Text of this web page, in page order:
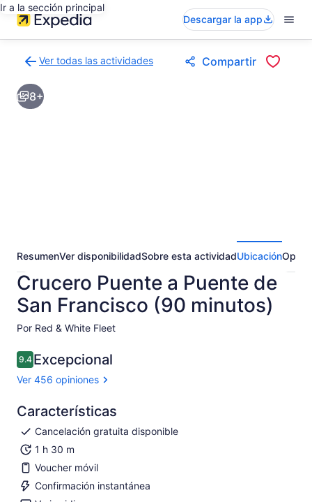
Ir a la sección principal
Descargar la app
Ver todas las actividades
a
la
página
Compartir
8+
ResumenVer disponibilidadSobre esta actividadUbicación
Crucero Puente a Puente de
San Francisco (90 minutos)
Por Red & White Fleet
9.49.4 de 10
Excepcional
Ver 456 opiniones
Características
Cancelación gratuita disponible
1 h 30 m
Voucher móvil
Confirmación instantánea